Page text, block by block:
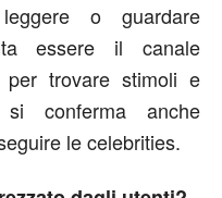
o guardare
essere il canale
trovare stimoli e
conferma anche
le celebrities.